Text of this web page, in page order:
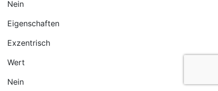
Nein
Eigenschaften
Exzentrisch
Wert
Nein